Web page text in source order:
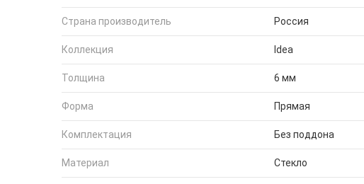
Страна производитель Россия
Коллекция Idea
Толщина 6 мм
Форма Прямая
Комплектация Без поддона
Материал Стекло